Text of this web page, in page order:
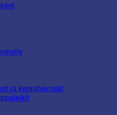
ja keppihevoset